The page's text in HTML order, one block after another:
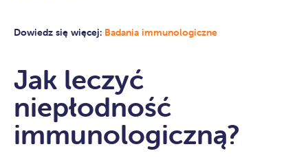
Dowiedz się więcej: Badania immunologiczne
Jak leczyć
niepłodność
immunologiczną?